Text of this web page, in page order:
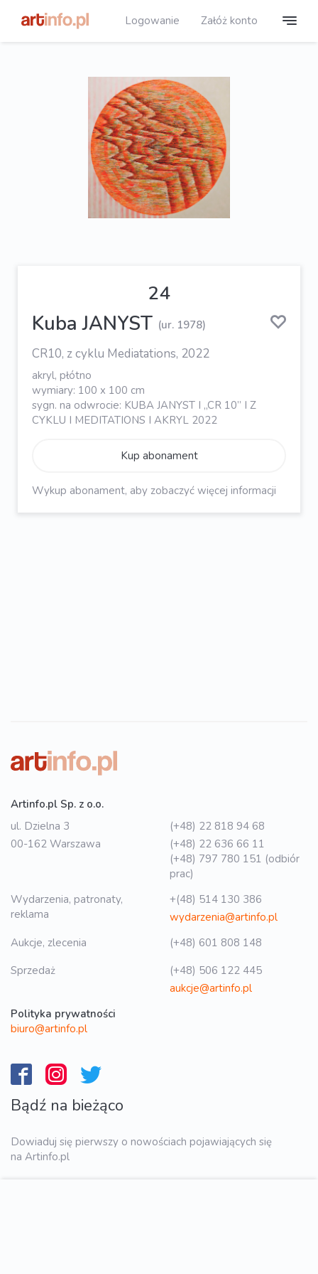
Logowanie Załóż konto
24
Kuba JANYST (ur. 1978)
CR10, z cyklu Mediatations, 2022
akryl, płótno
wymiary: 100 x 100 cm
sygn. na odwrocie: KUBA JANYST I „CR 10” I Z
CYKLU I MEDITATIONS I AKRYL 2022
Kup abonament
Wykup abonament, aby zobaczyć więcej informacji
Artinfo.pl Sp. z o.o.
ul. Dzielna 3
00-162 Warszawa
(+48) 22 818 94 68
(+48) 22 636 66 11
(+48) 797 780 151 (odbiór
prac)
Wydarzenia, patronaty,
reklama
+(48) 514 130 386
wydarzenia@artinfo.pl
Aukcje, zlecenia
(+48) 601 808 148
Sprzedaż
(+48) 506 122 445
aukcje@artinfo.pl
Polityka prywatności
biuro@artinfo.pl
Bądź na bieżąco
Dowiaduj się pierwszy o nowościach pojawiających się
na Artinfo.pl